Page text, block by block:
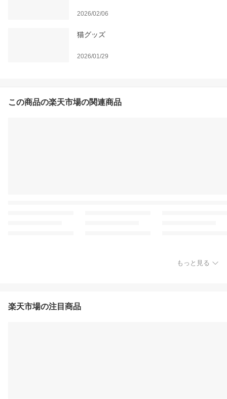
2026/02/06
猫グッズ
2026/01/29
この商品の楽天市場の関連商品
もっと見る
楽天市場の注目商品